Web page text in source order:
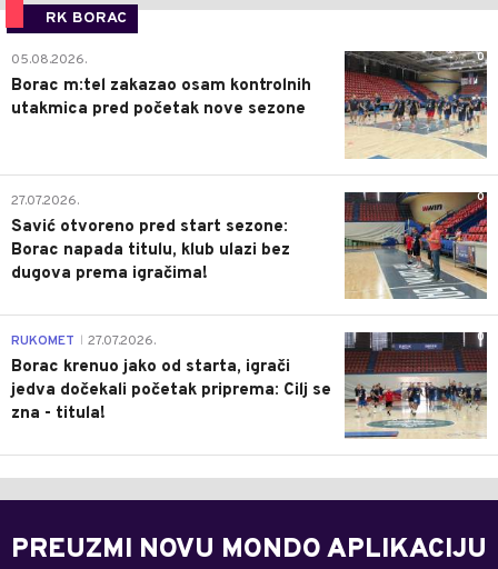
RK BORAC
0
05.08.2026.
Borac m:tel zakazao osam kontrolnih
utakmica pred početak nove sezone
0
27.07.2026.
Savić otvoreno pred start sezone:
Borac napada titulu, klub ulazi bez
dugova prema igračima!
0
RUKOMET 27.07.2026.
Borac krenuo jako od starta, igrači
jedva dočekali početak priprema: Cilj se
zna - titula!
PREUZMI NOVU MONDO APLIKACIJU